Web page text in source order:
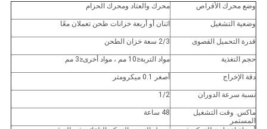
وضع محرك الأقراص محرك والعتاد ومحرك الحزام
وضعية التشغيل اثنان أو أربعة خزانات طحن تعملان معًا
قدرة التحميل القصوى 2/3 سعة خزان الطحن
حجم التغذية مواد التربة≤10 مم ، مواد أخرى≤3 مم
دقة الإخراج أصغر 0.1 ميكرومتر
نسبة سرعة الدوران 1/2
ماكس. وقت التشغيل
المستمر
48 ساعة